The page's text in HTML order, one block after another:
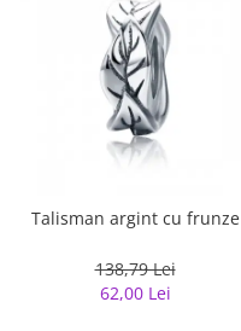
Talisman argint cu frunze
138,79 Lei
62,00 Lei